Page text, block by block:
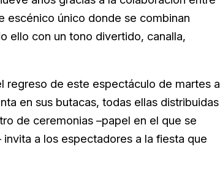
escénico único donde se combinan
ello con un tono divertido, canalla,
regreso de este espectáculo de martes a
en sus butacas, todas ellas distribuidas
de ceremonias –papel en el que se
a los espectadores a la fiesta que